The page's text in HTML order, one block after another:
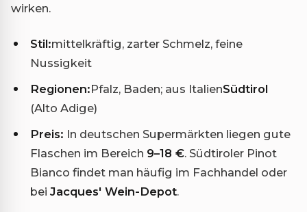
wirken.
Stil:mittelkräftig, zarter Schmelz, feine
Nussigkeit
Regionen:Pfalz, Baden; aus ItalienSüdtirol
(Alto Adige)
Preis: In deutschen Supermärkten liegen gute
Flaschen im Bereich 9–18 €. Südtiroler Pinot
Bianco findet man häufig im Fachhandel oder
bei Jacques' Wein-Depot.